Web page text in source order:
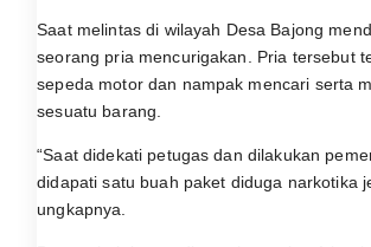
Saat melintas di wilayah Desa Bajong
seorang pria mencurigakan. Pria tersebut
sepeda motor dan nampak mencari serta
sesuatu barang.
“Saat didekati petugas dan dilakukan
didapati satu buah paket diduga narkotika
ungkapnya.